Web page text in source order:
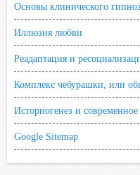
Основы клинического
Иллюзия любви
Реадаптация и
Комплекс чебурашки, или
Историогенез и современное
Google Sitemap